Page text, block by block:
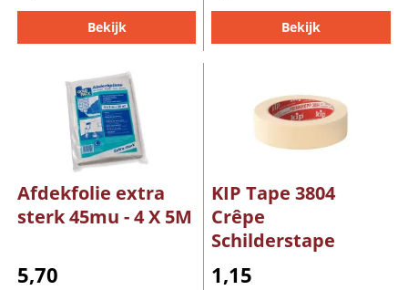
Bekijk Bekijk
Afdekfolie extra
sterk 45mu - 4 X 5M
5,70
KIP Tape 3804
Crêpe
Schilderstape
1,15